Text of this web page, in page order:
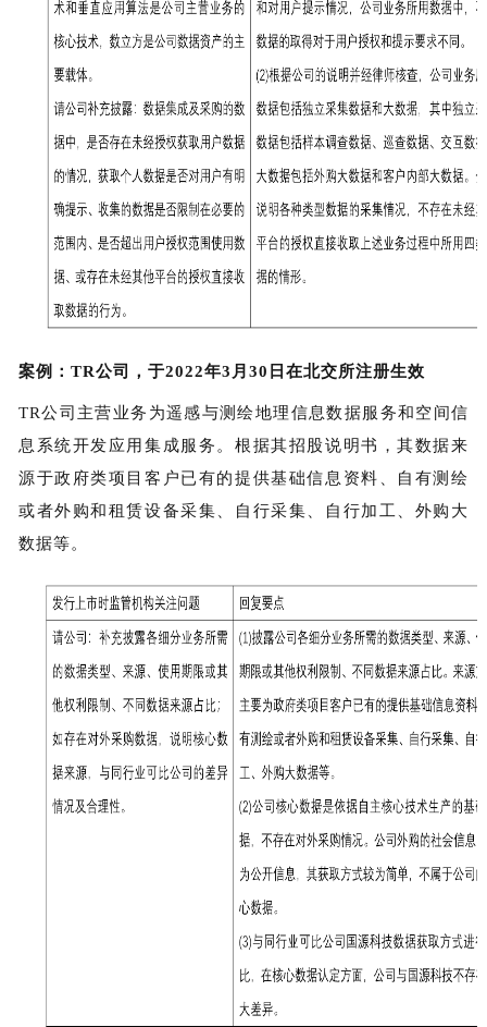
案例：TR公司，于2022年3月30日在北交所注册生效
TR公司主营业务为遥感与测绘地理信息数据服务和空间信
息系统开发应用集成服务。根据其招股说明书，其数据来
源于政府类项目客户已有的提供基础信息资料、自有测绘
或者外购和租赁设备采集、自行采集、自行加工、外购大
数据等。